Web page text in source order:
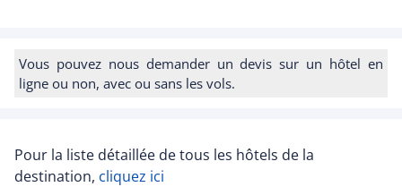
Vous pouvez nous demander un devis sur un hôtel en
ligne ou non, avec ou sans les vols.
Pour la liste détaillée de tous les hôtels de la
destination, cliquez ici